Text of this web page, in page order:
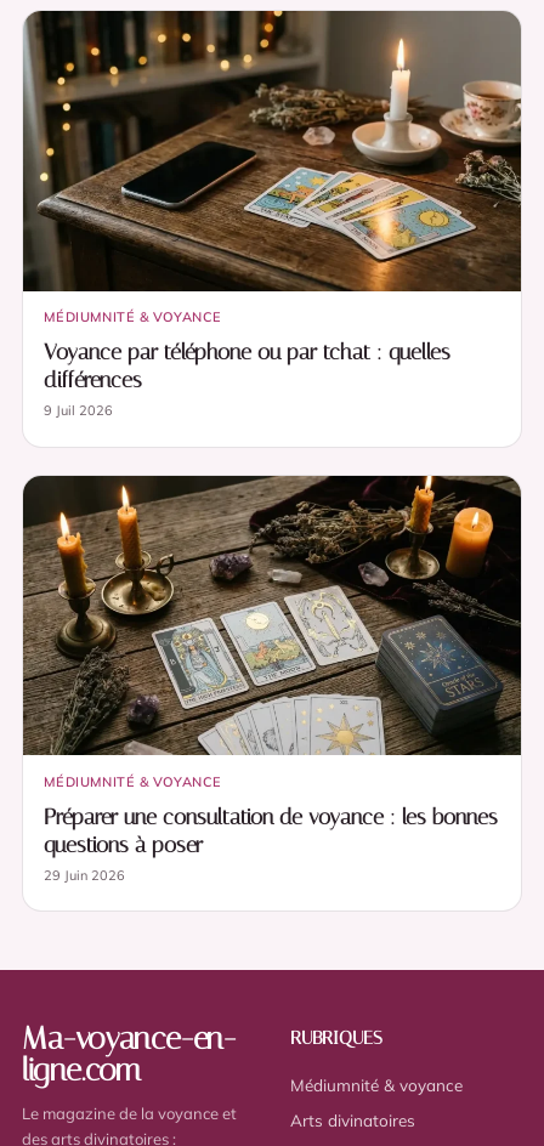
MÉDIUMNITÉ & VOYANCE
Voyance par téléphone ou par tchat : quelles
différences
9 Juil 2026
MÉDIUMNITÉ & VOYANCE
Préparer une consultation de voyance : les bonnes
questions à poser
29 Juin 2026
Ma-voyance-en-
ligne.com
Le magazine de la voyance et
des arts divinatoires :
RUBRIQUES
Médiumnité & voyance
Arts divinatoires